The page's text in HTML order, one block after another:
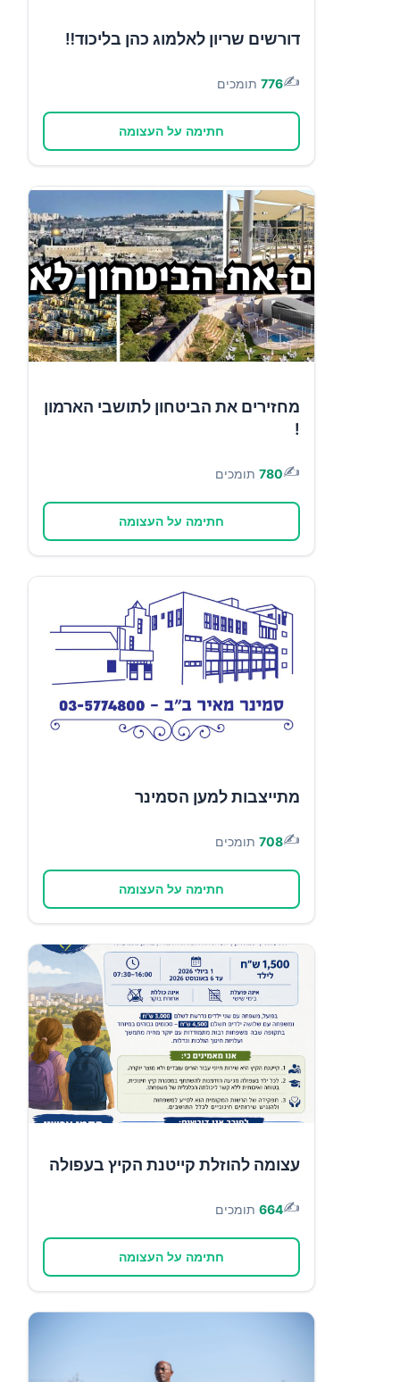
דורשים שריון לאלמוג כהן בליכוד‼️
✍️
776 תומכים
חתימה על העצומה
מחזירים את הביטחון לתושבי הארמון
!
✍️
780 תומכים
חתימה על העצומה
מתייצבות למען הסמינר
✍️
708 תומכים
חתימה על העצומה
עצומה להוזלת קייטנת הקיץ בעפולה
✍️
664 תומכים
חתימה על העצומה